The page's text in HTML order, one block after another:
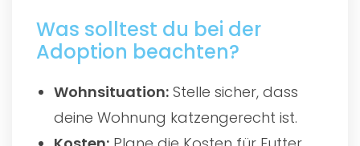
Was solltest du bei der
Adoption beachten?
Wohnsituation: Stelle sicher, dass
deine Wohnung katzengerecht ist.